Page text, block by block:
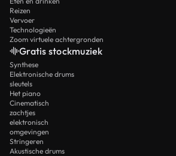
Reizen
Vervoer
Technologieën
Zoom virtuele achtergronden
Gratis stockmuziek
Synthese
Elektronische drums
sleutels
Het piano
Cinematisch
zachtjes
elektronisch
omgevingen
Stringeren
Akustische drums